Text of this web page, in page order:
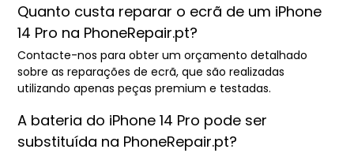
Quanto custa reparar o ecrã de um iPhone
14 Pro na PhoneRepair.pt?
Contacte-nos para obter um orçamento detalhado
sobre as reparações de ecrã, que são realizadas
utilizando apenas peças premium e testadas.
A bateria do iPhone 14 Pro pode ser
substituída na PhoneRepair.pt?